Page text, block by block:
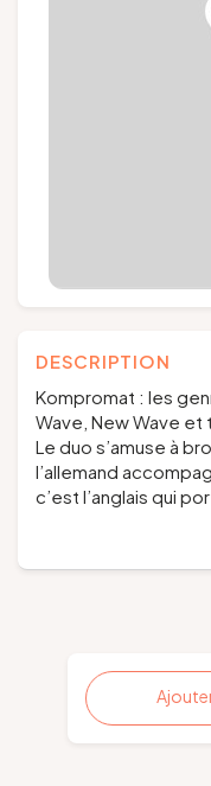
DESCRIPTION
Kompromat : les
Wave, New Wave et
Le duo s’amuse à
l’allemand
c’est l’anglais qui